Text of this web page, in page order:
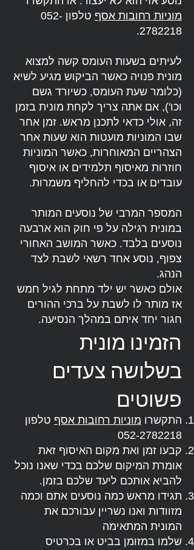
מוניות רחובות אסף טלפון 052-
2782218
.
לעיתים בשעות העומס קשה למצוא
מונית פנויה כאשר הביקוש מגיע לשיא
(כלומר שעת העומס, כשיורד גשם
וכו'), אם אתה צריך לקחת מונית בזמן
זה, אולי כדאי לתכנן מראש. זמן אחר
שבו המוניות מועטות הוא שעות אחר
הצהריים המאוחרות, כאשר המוניות
חוזרות מאיסוף תלמידים או איסוף
עובדים או בכדי להחליף משמרות.
המספר המרבי של נוסעים המותר
במונית רגילה על פי חוק הוא ארבעה
נוסעים בלבד. כאשר המושב האחורי
צפוף, נוסע אחד רשאי לשבת לצד
הנהג.
אולם כאשר יש ילד מתחת לגיל חמש
אז מותר לו לשבת על ברכי ההורים
חגור יחד איתם במהלך הנסיעה.
הזמינו מונית
בשלושה צעדים
פשוטים
התקשרו מוניות רחובות אסף טלפון
052-2782218
קבעו זמן ואת מקום האיסוף זאת
אומרת המיקום שלכם בכדי שאנו נוכל
להביא אותכם ליעד שלכם בזמן.
תגידו מראש כמה נוסעים אתם וכמה
מזוודות ואנו נשריין עבורכם את
המונית המתאימה
שלמו במזומן בביט או בכרטיס